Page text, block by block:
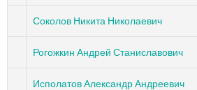
Соколов Никита Николаевич
Рогожкин Андрей Станиславович
Исполатов Александр Андреевич